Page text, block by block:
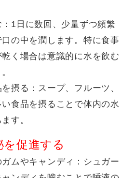
：1日に数回、少量ずつ頻繁
の中を潤します。特に食事
く場合は意識的に水を飲む
摂る ：スープ、フルーツ、
食品を摂ることで体内の水
す。
促進する
ムやキャンディ ：シュガー